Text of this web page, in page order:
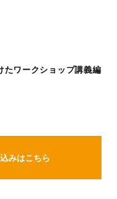
たワークショップ講義編
みはこちら